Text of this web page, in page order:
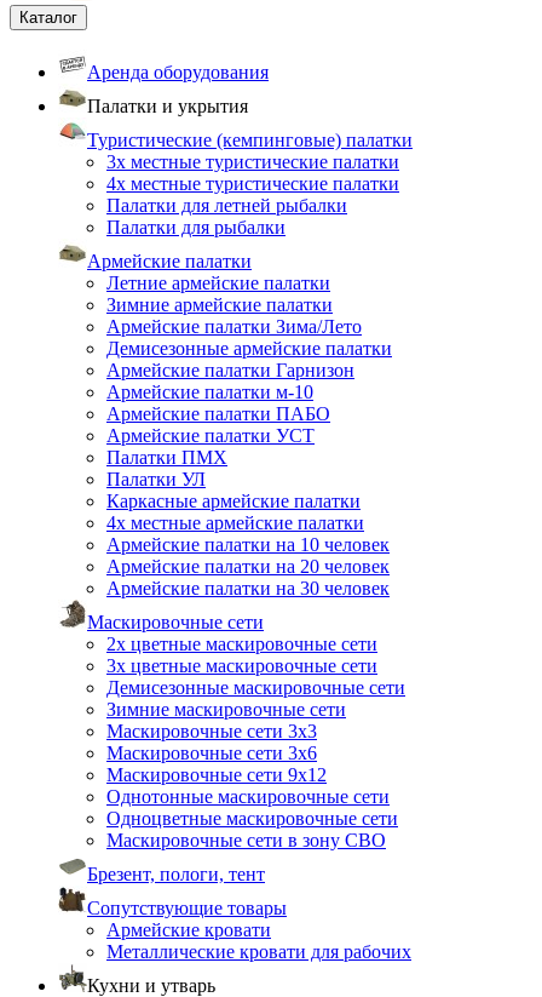
Каталог
Аренда оборудования
Палатки и укрытия
Туристические (кемпинговые) палатки
3х местные туристические палатки
4х местные туристические палатки
Палатки для летней рыбалки
Палатки для рыбалки
Армейские палатки
Летние армейские палатки
Зимние армейские палатки
Армейские палатки Зима/Лето
Демисезонные армейские палатки
Армейские палатки Гарнизон
Армейские палатки м-10
Армейские палатки ПАБО
Армейские палатки УСТ
Палатки ПМХ
Палатки УЛ
Каркасные армейские палатки
4х местные армейские палатки
Армейские палатки на 10 человек
Армейские палатки на 20 человек
Армейские палатки на 30 человек
Маскировочные сети
2х цветные маскировочные сети
3х цветные маскировочные сети
Демисезонные маскировочные сети
Зимние маскировочные сети
Маскировочные сети 3х3
Маскировочные сети 3х6
Маскировочные сети 9х12
Однотонные маскировочные сети
Одноцветные маскировочные сети
Маскировочные сети в зону СВО
Брезент, пологи, тент
Сопутствующие товары
Армейские кровати
Металлические кровати для рабочих
Кухни и утварь